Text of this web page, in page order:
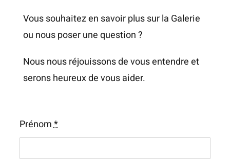
Vous souhaitez en savoir plus sur la Galerie
ou nous poser une question ?
Nous nous réjouissons de vous entendre et
serons heureux de vous aider.
Prénom*